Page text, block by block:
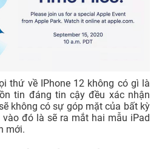
thứ về IPhone 12 không có gì là
tin đáng tin cậy đều xác nhận
không có sự góp mặt của bất kỳ
vào đó là sẽ ra mắt hai mẫu iPad
mới.